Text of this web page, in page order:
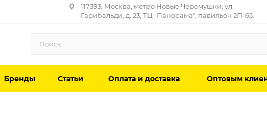
117393, Москва, метро Новые Черемушки, ул.
Гарибальди, д. 23, ТЦ "Панорама", павильон 2П-65.
Бренды Статьи Оплата и доставка Оптовым